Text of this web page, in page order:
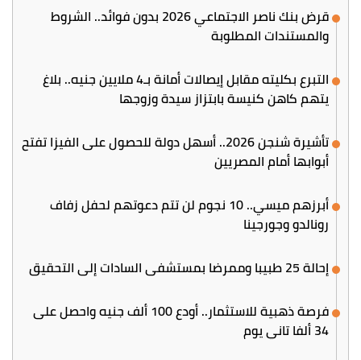
قرض بنك ناصر الاجتماعي 2026 بدون فوائد.. الشروط
والمستندات المطلوبة
التبرع بكليته مقابل إيصالات أمانة بـ4 ملايين جنيه.. بلاغ
يتهم كاهن كنيسة بابتزاز سيدة وزوجها
تأشيرة شنجن 2026.. أسهل دولة للحصول على الفيزا تفتح
أبوابها أمام المصريين
أبرزهم ميسي.. 10 نجوم لن تتم دعوتهم لحفل زفاف
رونالدو وجورجينا
إحالة 25 طبيبا وممرضا بمستشفى السادات إلى التحقيق
فرصة ذهبية للاستثمار.. أودع 100 ألف جنيه واحصل على
34 ألفا تاني يوم